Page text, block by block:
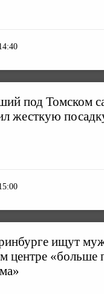
под Томском
жесткую
ищут
центре «больше